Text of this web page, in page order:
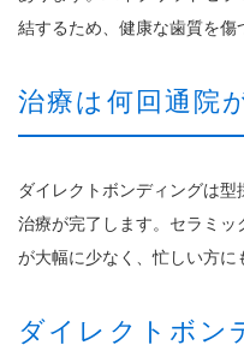
結するため、健康な歯質を傷
治療は何回通院
ダイレクトボンディングは
治療が完了します。セラミ
が大幅に少なく、忙しい方に
ダイレクトボン